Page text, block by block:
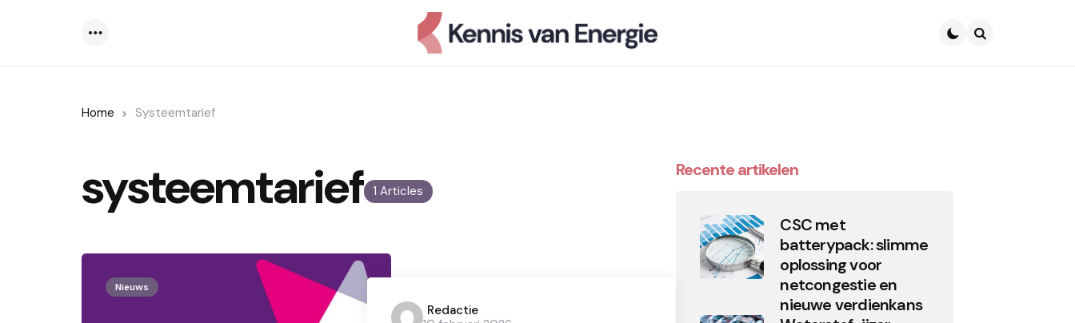
Home Systeemtarief
1 Articles
systeemtarief
Nieuws
Posted
Redactie
Recente artikelen
CSC met
batterypack: slimme
oplossing voor
netcongestie en
nieuwe verdienkans